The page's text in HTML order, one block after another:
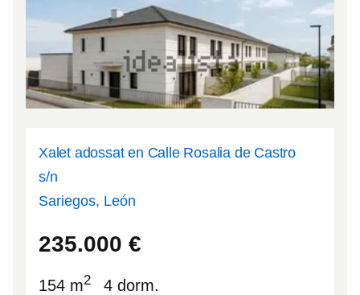
Xalet adossat en Calle Rosalia de Castro
s/n
Sariegos, León
235.000 €
154 m2 4 dorm.